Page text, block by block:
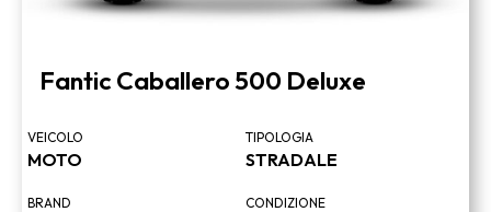
Fantic Caballero 500 Deluxe
VEICOLO
MOTO
TIPOLOGIA
STRADALE
BRAND CONDIZIONE